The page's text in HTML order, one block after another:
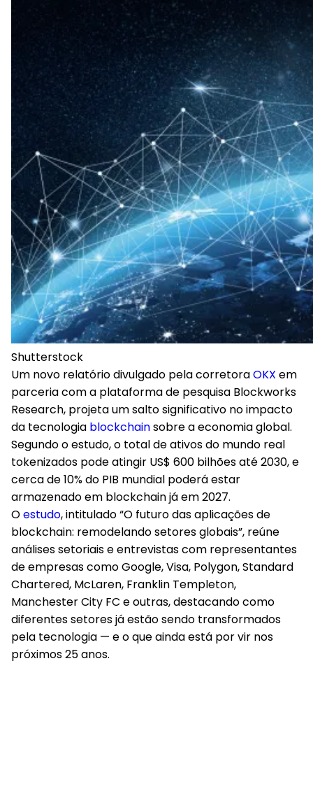
Shutterstock
Um novo relatório divulgado pela corretoraOKX em
parceria com a plataforma de pesquisa Blockworks
Research, projeta um salto significativo no impacto
da tecnologia blockchainsobre a economia global.
Segundo o estudo, o total de ativos do mundo real
tokenizados pode atingir US$ 600 bilhões até 2030, e
cerca de 10% do PIB mundial poderá estar
armazenado em blockchain já em 2027.
Oestudo, intitulado “O futuro das aplicações de
blockchain: remodelando setores globais”, reúne
análises setoriais e entrevistas com representantes
de empresas como Google, Visa, Polygon, Standard
Chartered, McLaren, Franklin Templeton,
Manchester City FC e outras, destacando como
diferentes setores já estão sendo transformados
pela tecnologia — e o que ainda está por vir nos
próximos 25 anos.